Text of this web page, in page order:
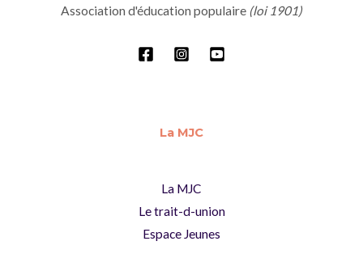
Association d'éducation populaire (loi 1901)
La MJC
La MJC
Le trait-d-union
Espace Jeunes